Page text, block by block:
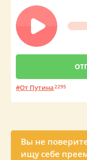
От Путина2295
Вы не
ищу себе